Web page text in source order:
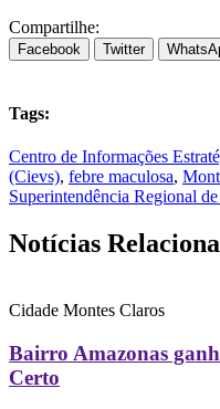
Compartilhe:
Facebook Twitter
Tags:
Centro de Informações
(Cievs), febre maculosa,
Superintendência Regional
Notícias
Cidade Montes Claros
Bairro Amazonas
Certo